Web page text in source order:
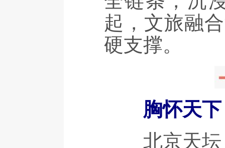
起，文旅融
硬支撑。
胸怀天
北京天坛